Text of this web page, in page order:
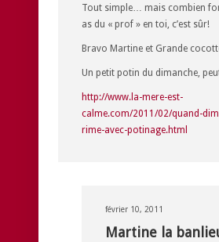
Tout simple… mais combien
as du « prof » en toi, c’est sûr!
Bravo Martine et Grande
Un petit potin du dimanche,
http://www.la-mere-est-
calme.com/2011/02/quand-
rime-avec-potinage.html
février 10, 2011
Martine la